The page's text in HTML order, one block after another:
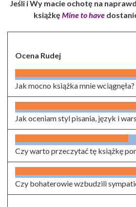
Jeśli i Wy macie ochotę na
książkę Mine to have
Ocena Rudej
Jak mocno książka mnie wciągnęła?
Jak oceniam styl pisania, język i
Czy warto przeczytać tę książkę
Czy bohaterowie wzbudzili